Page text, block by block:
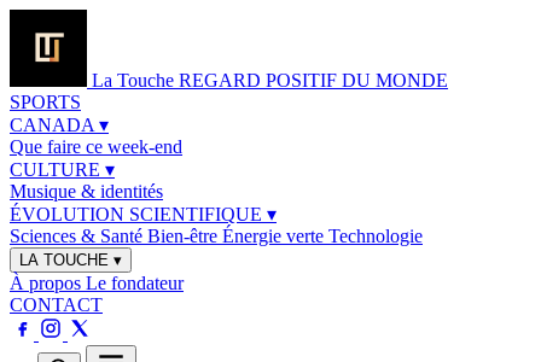
La Touche REGARD POSITIF DU MONDE
SPORTS
CANADA ▾
Que faire ce week-end
CULTURE ▾
Musique & identités
ÉVOLUTION SCIENTIFIQUE ▾
Sciences & Santé Bien-être Énergie verte Technologie
LA TOUCHE ▾
À propos Le fondateur
CONTACT